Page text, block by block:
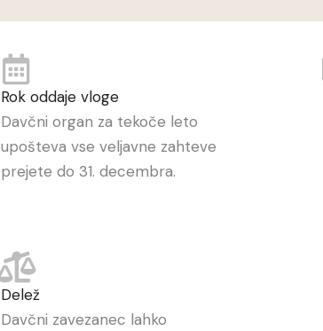
Rok oddaje vloge
Davčni organ za tekoče leto
upošteva vse veljavne zahteve
prejete do 31. decembra.
Delež
Davčni zavezanec lahko